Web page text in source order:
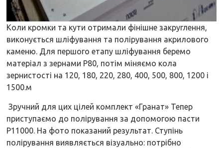
Коли кромки та кути отримали фінішне закруглення,
виконується шліфування та полірування акрилового
каменю. Для першого етапу шліфування беремо
матеріал з зернами Р80, потім міняємо кола
зернистості на 120, 180, 220, 280, 400, 500, 800, 1200 і
1500.м
Зручний для цих цілей комплект «Гранат» Тепер
приступаємо до полірування за допомогою пасти
Р11000. На фото показаний результат. Ступінь
полірування виявляється візуально: потрібно